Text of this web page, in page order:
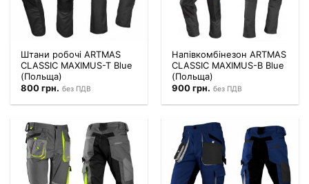
Штани робочі ARTMAS
CLASSIC MAXIMUS-T Blue
(Польща)
800грн. без ПДВ
Напівкомбінезон ARTMAS
CLASSIC MAXIMUS-B Blue
(Польща)
900грн. без ПДВ